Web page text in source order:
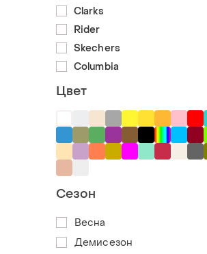
Clarks
Rider
Skechers
Columbia
Цвет
Сезон
Весна
Демисезон